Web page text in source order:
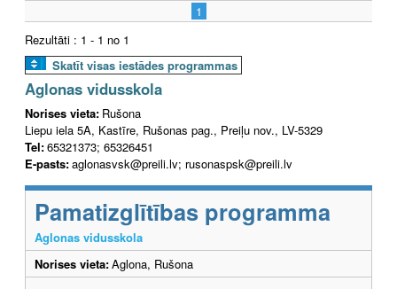
1
Rezultāti : 1 - 1 no 1
Skatīt visas iestādes programmas
Aglonas vidusskola
Norises vieta: Rušona
Liepu iela 5A, Kastīre, Rušonas pag., Preiļu nov., LV-5329
Tel:65321373; 65326451
E-pasts:aglonasvsk@preili.lv; rusonaspsk@preili.lv
Pamatizglītības programma
Aglonas vidusskola
Norises vieta:Aglona, Rušona